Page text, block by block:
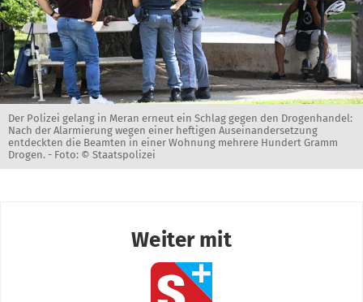
Der Polizei gelang in Meran erneut ein Schlag gegen den Drogenhandel:
Nach der Alarmierung wegen einer heftigen Auseinandersetzung
entdeckten die Beamten in einer Wohnung mehrere Hundert Gramm
Drogen. - Foto: © Staatspolizei